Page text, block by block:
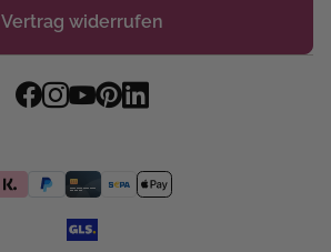
Vertrag widerrufen